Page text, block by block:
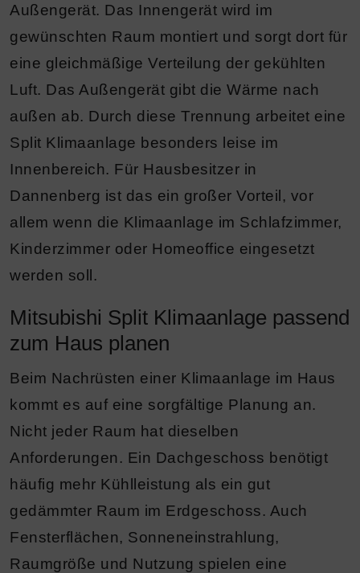
Außengerät. Das Innengerät wird im
gewünschten Raum montiert und sorgt dort für
eine gleichmäßige Verteilung der gekühlten
Luft. Das Außengerät gibt die Wärme nach
außen ab. Durch diese Trennung arbeitet eine
Split Klimaanlage besonders leise im
Innenbereich. Für Hausbesitzer in
Dannenberg ist das ein großer Vorteil, vor
allem wenn die Klimaanlage im Schlafzimmer,
Kinderzimmer oder Homeoffice eingesetzt
werden soll.
Mitsubishi Split Klimaanlage passend
zum Haus planen
Beim Nachrüsten einer Klimaanlage im Haus
kommt es auf eine sorgfältige Planung an.
Nicht jeder Raum hat dieselben
Anforderungen. Ein Dachgeschoss benötigt
häufig mehr Kühlleistung als ein gut
gedämmter Raum im Erdgeschoss. Auch
Fensterflächen, Sonneneinstrahlung,
Raumgröße und Nutzung spielen eine